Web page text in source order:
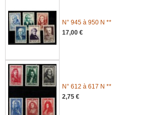
N° 945 à 950 N **
17,00 €
N° 612 à 617 N **
2,75 €